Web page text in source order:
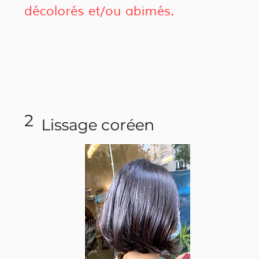
décolorés et/ou abimés.
2 Lissage coréen